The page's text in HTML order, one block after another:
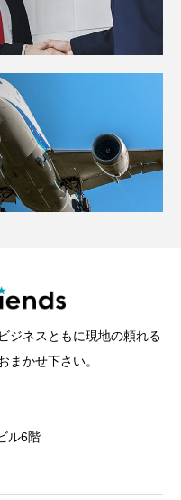
ジネスともに現地の頼れる
まかせ下さい。
ル6階